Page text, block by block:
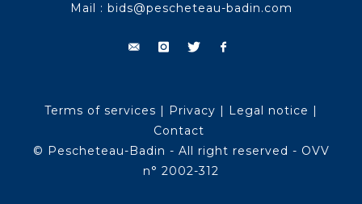
Mail : bids@pescheteau-badin.com
Terms of services | Privacy | Legal notice |
Contact
© Pescheteau-Badin - All right reserved - OVV
n° 2002-312